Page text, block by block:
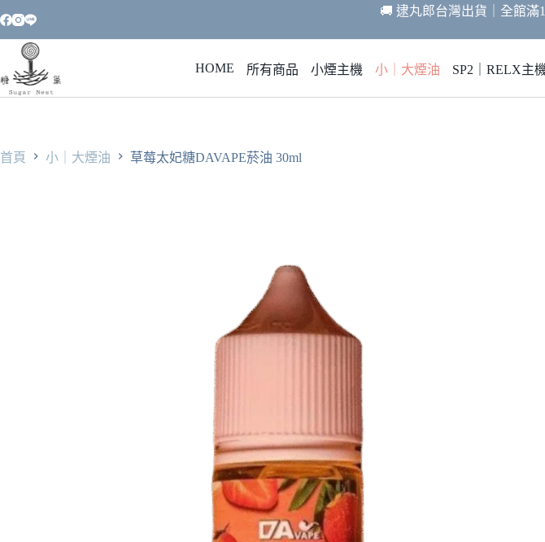
至
內
🚚 逮丸郎台灣出貨｜全館滿
HOME 所有商品 小煙主機 小｜大煙油 SP2｜RELX主
首頁 小｜大煙油 草莓太妃糖DAVAPE菸油 30ml